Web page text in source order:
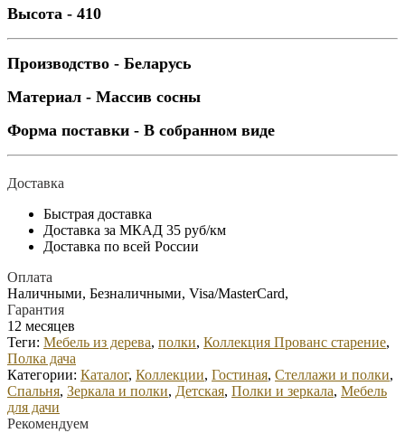
Высота - 410
Производство - Беларусь
Материал - Массив сосны
Форма поставки - В собранном виде
Доставка
Быстрая доставка
Доставка за МКАД 35 руб/км
Доставка по всей России
Оплата
Наличными, Безналичными, Visa/MasterCard,
Гарантия
12 месяцев
Теги: Мебель из дерева, полки, Коллекция Прованс старение,
Полка дача
Категории: Каталог, Коллекции, Гостиная, Стеллажи и полки,
Спальня, Зеркала и полки, Детская, Полки и зеркала, Мебель
для дачи
Рекомендуем